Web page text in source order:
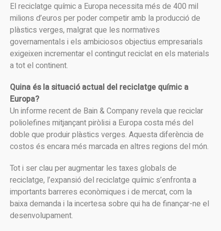
El reciclatge químic a Europa necessita més de 400 mil
milions d’euros per poder competir amb la producció de
plàstics verges, malgrat que les normatives
governamentals i els ambiciosos objectius empresarials
exigeixen incrementar el contingut reciclat en els materials
a tot el continent.
Quina és la situació actual del reciclatge químic a
Europa?
Un informe recent de Bain & Company revela que reciclar
poliolefines mitjançant piròlisi a Europa costa més del
doble que produir plàstics verges. Aquesta diferència de
costos és encara més marcada en altres regions del món.
Tot i ser clau per augmentar les taxes globals de
reciclatge, l’expansió del reciclatge químic s’enfronta a
importants barreres econòmiques i de mercat, com la
baixa demanda i la incertesa sobre qui ha de finançar-ne el
desenvolupament.